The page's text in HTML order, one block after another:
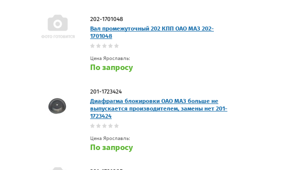
202-1701048
Вал промежуточный 202 КПП ОАО МАЗ 202-
1701048
Цена Ярославль:
По запросу
201-1723424
Диафрагма блокировки ОАО МАЗ больше не
выпускается производителем, замены нет 201-
1723424
Цена Ярославль:
По запросу